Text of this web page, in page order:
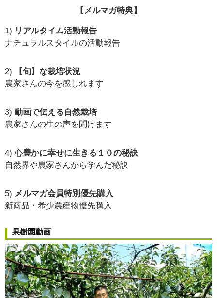
【メルマガ特典】
1) リアルタイム活動報告
ナチュラルスタイルの活動報告
2)
【旬】な栽培状況
農家さんの今を感じれます
3) 動画で伝える自然栽培
農家さんの生の声を聞けます
4)心豊かに幸せに生きる１０の秘訣
自然界や農家さんから学んだ秘訣
5) メルマガ会員特別優先購入
新商品・希少農産物優先購入
果樹園動画